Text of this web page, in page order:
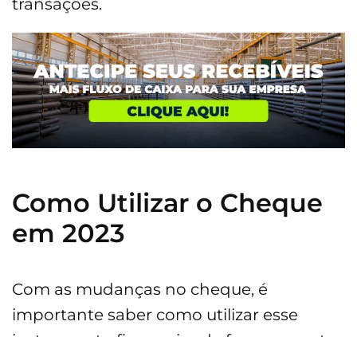
transações.
Como Utilizar o Cheque
em 2023
Com as mudanças no cheque, é
importante saber como utilizar esse